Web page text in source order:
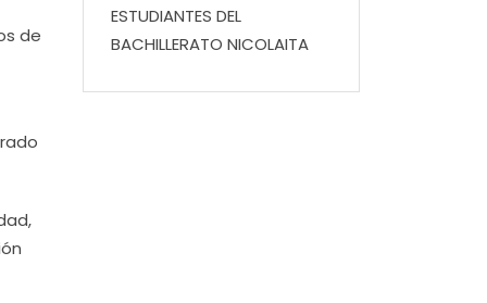
de
ESTUDIANTES DEL
BACHILLERATO NICOLAITA